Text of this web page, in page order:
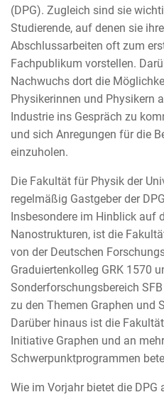
(DPG). Zugleich sind sie
Studierende, auf denen sie
Abschlussarbeiten oft zum
Fachpublikum vorstellen.
Nachwuchs dort die
Physikerinnen und Physikern
Industrie ins Gespräch zu
und sich Anregungen für die
einzuholen.
Die Fakultät für Physik der
regelmäßig Gastgeber der
Insbesondere im Hinblick auf
Nanostrukturen, ist die
von der Deutschen
Graduiertenkolleg GRK 1570
Sonderforschungsbereich
zu den Themen Graphen und
Darüber hinaus ist die
Initiative Graphen und an
Schwerpunktprogrammen
Wie im Vorjahr bietet die DPG